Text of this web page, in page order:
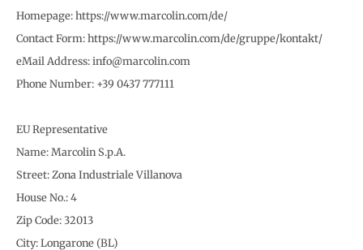
Homepage: https://www.marcolin.com/de/
Contact Form: https://www.marcolin.com/de/gruppe/kontakt/
eMail Address: info@marcolin.com
Phone Number: +39 0437 777111
EU Representative
Name: Marcolin S.p.A.
Street: Zona Industriale Villanova
House No.: 4
Zip Code: 32013
City: Longarone (BL)